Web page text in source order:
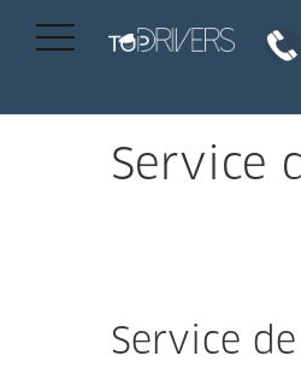
INSCRIPTION CLIENT
Réserver votre course
Service
Service